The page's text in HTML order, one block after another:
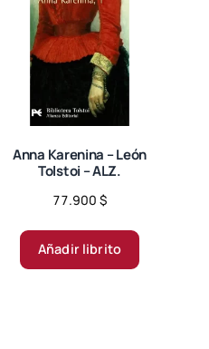
Anna Karenina – León
Tolstoi – ALZ.
77.900 $
Añadir librito